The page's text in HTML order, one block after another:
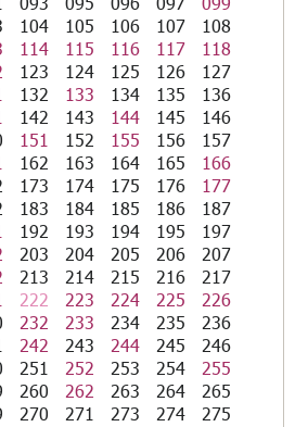
104 105 106 107
108
114 115 116 117
118
123 124 125 126
127
132 133 134 135
136
142 143 144 145
146
151 152 155 156
157
162 163 164 165
166
173 174 175 176
177
183 184 185 186
187
192 193 194 195
197
203 204 205 206
207
213 214 215 216
217
222 223 224 225
226
232 233 234 235
236
242 243 244 245
246
251 252 253 254
255
260 262 263 264
265
270 271 273 274
275